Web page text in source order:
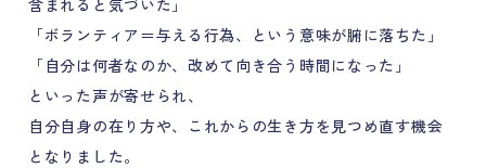
含まれると気づいた」
「ボランティア＝与える行為、という意味が腑に落ちた」
「自分は何者なのか、改めて向き合う時間になった」
といった声が寄せられ、
自分自身の在り方や、これからの生き方を見つめ直す機会
となりました。